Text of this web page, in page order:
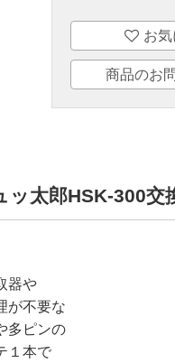
お気
商品のお
太郎HSK-300交
器や
が不要な
多ピンの
１本で